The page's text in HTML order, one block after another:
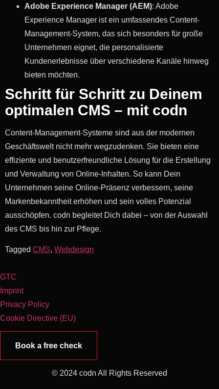
Adobe Experience Manager (AEM): Adobe
Experience Manager ist ein umfassendes Content-
Management-System, das sich besonders für große
Unternehmen eignet, die personalisierte
Kundenerlebnisse über verschiedene Kanäle hinweg
bieten möchten.
Schritt für Schritt zu Deinem
optimalen CMS – mit codn
Content-Management-Systeme sind aus der modernen
Geschäftswelt nicht mehr wegzudenken. Sie bieten eine
effiziente und benutzerfreundliche Lösung für die Erstellung
und Verwaltung von Online-Inhalten. So kann Dein
Unternehmen seine Online-Präsenz verbessern, seine
Markenbekanntheit erhöhen und sein volles Potenzial
ausschöpfen. codn begleitet Dich dabei – von der Auswahl
des CMS bis hin zur Pflege.
Tagged CMS, Webdesign
GTC
Imprint
Privacy Policy
Cookie Directive (EU)
Book a free check
© 2024 codn All Rights Reserved